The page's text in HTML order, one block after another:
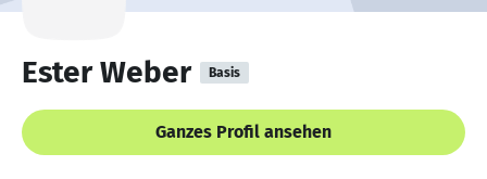
Ester Weber Basis
Ganzes Profil ansehen